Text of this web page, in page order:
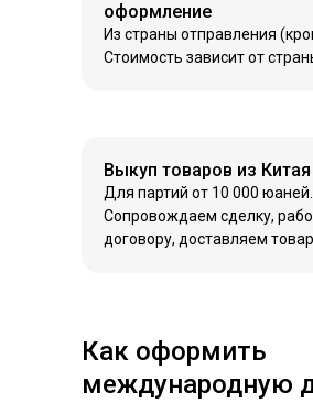
оформление
Из страны отправления
Стоимость зависит от
Выкуп товаров из Китая
Для партий от 10 000 юаней.
Сопровождаем сделку,
договору, доставляем
Как оформить
международную